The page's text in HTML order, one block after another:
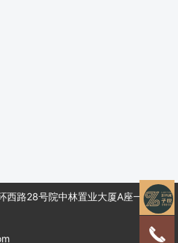
西路28号院中林置业大厦A座一层104